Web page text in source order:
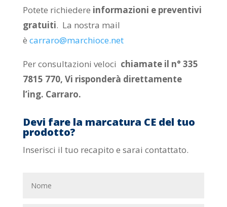
Potete richiedere informazioni e preventivi
gratuiti. La nostra mail
è carraro@marchioce.net
Per consultazioni veloci chiamate il n° 335
7815 770, Vi risponderà direttamente
l’ing. Carraro.
Devi fare la marcatura CE del tuo
prodotto?
Inserisci il tuo recapito e sarai contattato.